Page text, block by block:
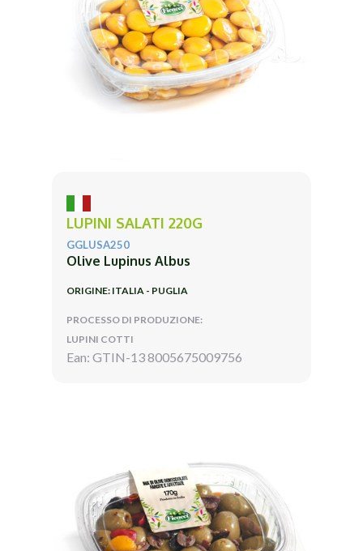
LUPINI SALATI 220G
GGLUSA250
Olive Lupinus Albus
ORIGINE: ITALIA - PUGLIA
PROCESSO DI PRODUZIONE:
LUPINI COTTI
Ean: GTIN-13 8005675009756